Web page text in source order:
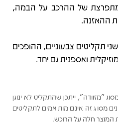
של ההרכב על הבמה,
ההאזנה.
תקליטים צבעוניים, ההופכים
ואספנית גם יחד.
"מזוודה", ייתכן שהתקליט לא ינוגן
מסוג זה אינם מותאמים לתקליטים
המוצר חלה על הרוכש.